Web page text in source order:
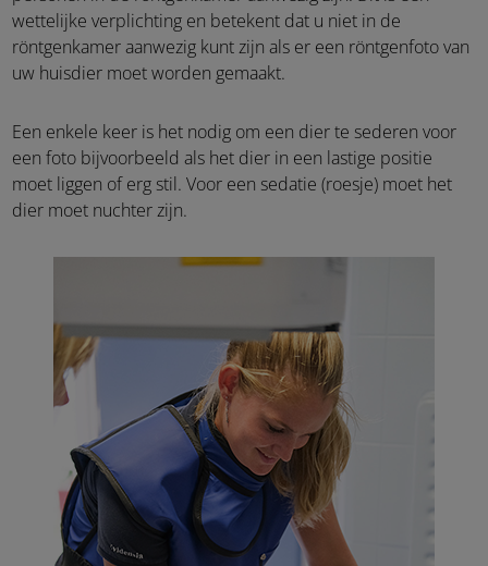
wettelijke verplichting en betekent dat u niet in de
röntgenkamer aanwezig kunt zijn als er een röntgenfoto van
uw huisdier moet worden gemaakt.
Een enkele keer is het nodig om een dier te sederen voor
een foto bijvoorbeeld als het dier in een lastige positie
moet liggen of erg stil. Voor een sedatie (roesje) moet het
dier moet nuchter zijn.